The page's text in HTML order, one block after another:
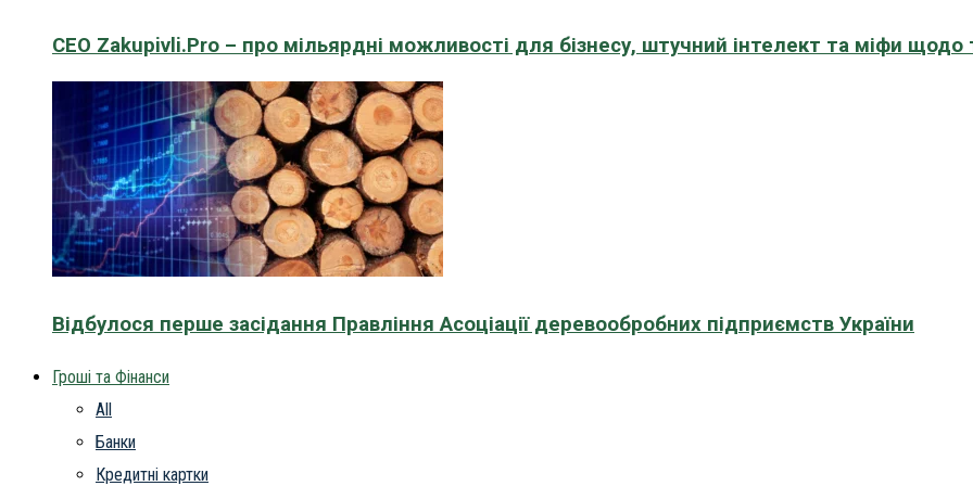
CEO Zakupivli.Pro – про мільярдні можливості для бізнесу, штучний інтелект та міфи щодо
Відбулося перше засідання Правління Асоціації деревообробних підприємств України
Гроші та Фінанси
All
Банки
Кредитні картки